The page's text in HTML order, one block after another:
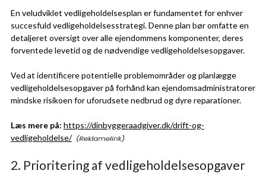
En veludviklet vedligeholdelsesplan er fundamentet for enhver
succesfuld vedligeholdelsesstrategi. Denne plan bør omfatte en
detaljeret oversigt over alle ejendommens komponenter, deres
forventede levetid og de nødvendige vedligeholdelsesopgaver.
Ved at identificere potentielle problemområder og planlægge
vedligeholdelsesopgaver på forhånd kan ejendomsadministratorer
mindske risikoen for uforudsete nedbrud og dyre reparationer.
Læs mere på: https://dinbyggeraadgiver.dk/drift-og-
vedligeholdelse/
2. Prioritering af vedligeholdelsesopgaver